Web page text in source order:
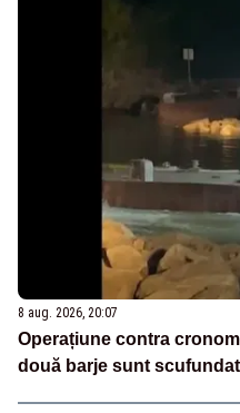
8 aug. 2026, 20:07
Operațiune contra
două barje sunt